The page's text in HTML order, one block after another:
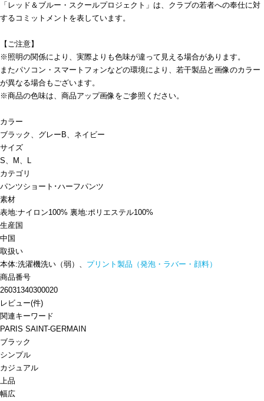
「レッド＆ブルー・スクールプロジェクト」は、クラブの若者への奉仕に対
するコミットメントを表しています。
【ご注意】
※照明の関係により、実際よりも色味が違って見える場合があります。
またパソコン・スマートフォンなどの環境により、若干製品と画像のカラー
が異なる場合もございます。
※商品の色味は、商品アップ画像をご参照ください。
カラー
ブラック、グレーB、ネイビー
サイズ
S、M、L
カテゴリ
パンツショート･ハーフパンツ
素材
表地:ナイロン100% 裏地:ポリエステル100%
生産国
中国
取扱い
本体:洗濯機洗い（弱）、 プリント製品（発泡・ラバー・顔料）
商品番号
26031340300020
レビュー(件)
関連キーワード
PARIS SAINT-GERMAIN
ブラック
シンプル
カジュアル
上品
幅広